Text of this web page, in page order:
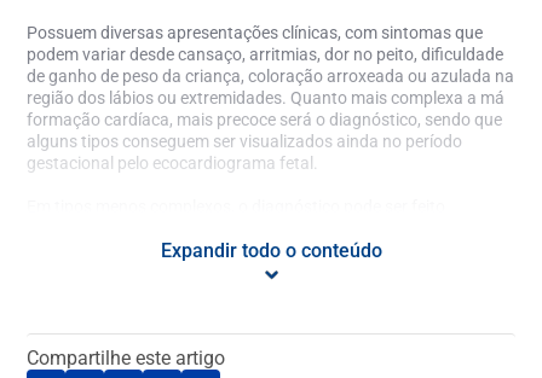
Possuem diversas apresentações clínicas, com sintomas que
podem variar desde cansaço, arritmias, dor no peito, dificuldade
de ganho de peso da criança, coloração arroxeada ou azulada na
região dos lábios ou extremidades. Quanto mais complexa a má
formação cardíaca, mais precoce será o diagnóstico, sendo que
alguns tipos conseguem ser visualizados ainda no período
gestacional pelo ecocardiograma fetal.
rotina, sem o paciente ter apresentado nenhum sintoma prévio.
Cada vez mais os pacientes adultos estão descobrindo as
correção cirúrgica ou por cateterismo durante a infância,
necessitam de acompanhamento periódico com cardiologista
Expandir todo o conteúdo
Compartilhe este artigo